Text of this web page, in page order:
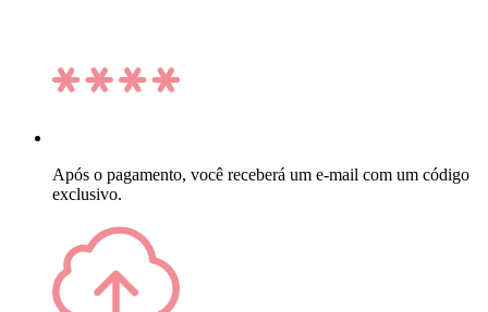
Após o pagamento, você receberá um e-mail com um código
exclusivo.